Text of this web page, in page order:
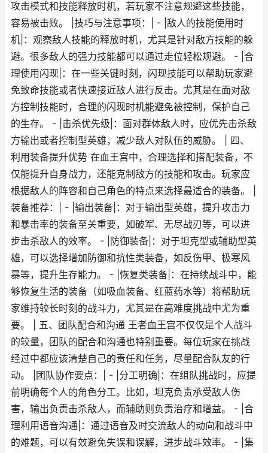
攻击模式和技能释放时机，若玩家不注意规避这些技能，
容易被击败。 |技巧与注意事项：| - |敌人的技能使用时
机|：观察敌人技能的释放时机，尤其是针对敌方技能的躲
避。很多敌人的强力技能都可以通过走位轻松规避。 - |合
理使用闪现|：在一些关键时刻，闪现技能可以帮助玩家避
免致命技能或者快速接近敌人进行反击。尤其是在面对敌
方控制技能时，合理的闪现时机能避免被控制，保护自己
的生存。 - |击杀优先级|：面对群体敌人时，应优先击杀敌
方输出或者控制型英雄，减少敌人对队伍的威胁。 | 四、
利用装备提升优势 在血王宫中，合理选择和搭配装备，不
仅能提升自身战力，还能克制敌方的技能和攻击。玩家应
根据敌人的阵容和自己角色的特点来选择最适合的装备。 |
装备推荐：| - |输出装备|：对于输出型英雄，提升攻击力
和暴击率的装备至关重要，如破军、无尽战刃等，可以进
步击杀敌人的效率。 - |防御装备|：对于坦克型或辅助型英
雄，可以选择增加防御和抗性类装备，如反伤甲、极寒风
暴等，提升生存能力。 - |恢复类装备|：在持续战斗中，能
够恢复生活的装备（如吸血装备、红蓝药水等）将帮助玩
家维持较长时刻的战斗力，尤其是在高难度挑战中尤为重
要。 | 五、团队配合和沟通 王者血王宫不仅仅是个人战斗
的较量，团队的配合和沟通也特别重要。每位玩家在挑战
经过中都应该清楚自己的责任和任务，尽量配合队友的行
动。 |团队协作要点：| - |分工明确|：在组队挑战时，应提
前明确每个人的角色分工。比如，坦克负责承受敌人伤
害，输出负责击杀敌人，而辅助则负责治疗和增益。 - |合
理利用语音沟通|：通过语音及时交流敌人的动向和战斗中
的难题，可以有效避免失误和误解，进步战斗效率。 - |集